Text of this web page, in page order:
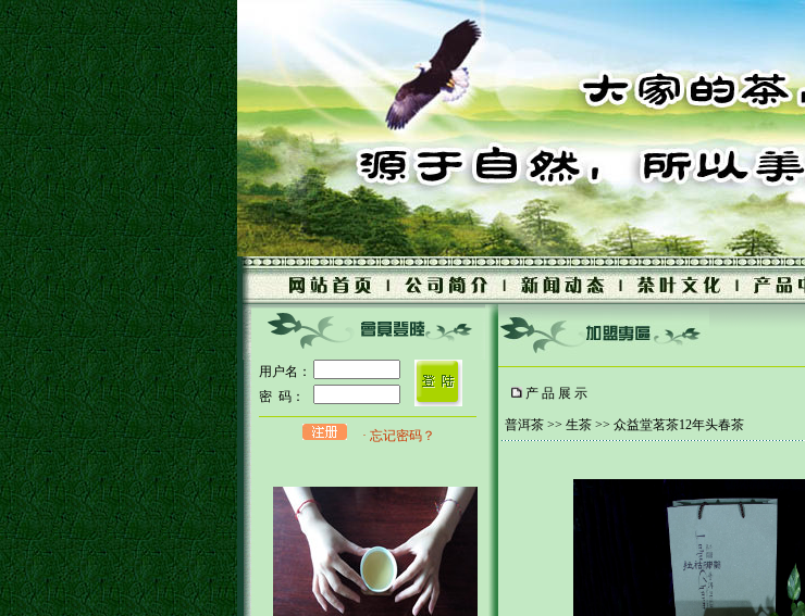
用户名：
密 码：
· 忘记密码？
产 品 展 示
普洱茶 >> 生茶 >> 众益堂茗茶12年头春茶